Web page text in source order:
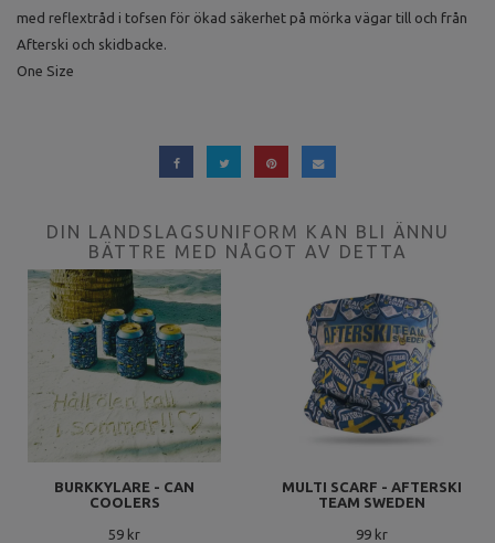
med reflextråd i tofsen för ökad säkerhet på mörka vägar till och från
Afterski och skidbacke.
One Size
DIN LANDSLAGSUNIFORM KAN BLI ÄNNU
BÄTTRE MED NÅGOT AV DETTA
BURKKYLARE - CAN
COOLERS
59 kr
MULTI SCARF - AFTERSKI
TEAM SWEDEN
99 kr